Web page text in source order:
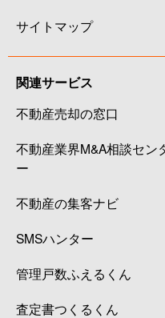
サイトマップ
関連サービス
不動産売却の窓口
不動産業界M&A相談セン
ー
不動産の集客ナビ
SMSハンター
管理戸数ふえるくん
査定書つくるくん